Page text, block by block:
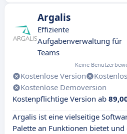
Argalis
Effiziente
Aufgabenverwaltung für
Teams
Keine
Kostenlose Version
Kostenlose Demoversion
Kostenpflichtige Version ab
Argalis ist eine vielseitige
Palette an Funktionen bietet